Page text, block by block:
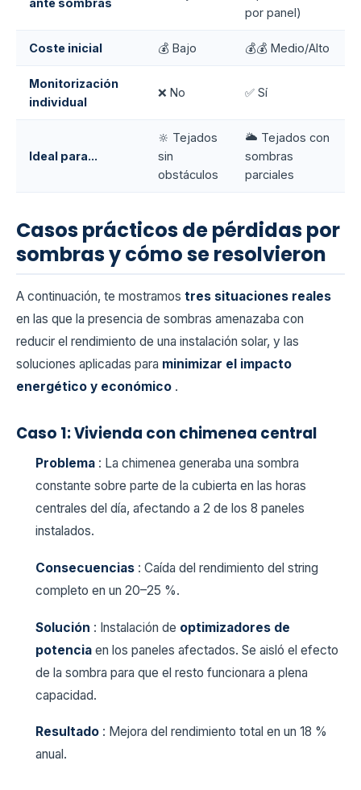
por panel)
Coste inicial 💰 Bajo 💰💰 Medio/Alto
Monitorización
individual
❌ No ✅ Sí
Ideal para...
🔆 Tejados
sin
obstáculos
🌥️ Tejados con
sombras
parciales
Casos prácticos de pérdidas por
sombras y cómo se resolvieron
A continuación, te mostramos tres situaciones reales
en las que la presencia de sombras amenazaba con
reducir el rendimiento de una instalación solar, y las
soluciones aplicadas para minimizar el impacto
energético y económico .
Caso 1: Vivienda con chimenea central
Problema : La chimenea generaba una sombra
constante sobre parte de la cubierta en las horas
centrales del día, afectando a 2 de los 8 paneles
instalados.
Consecuencias : Caída del rendimiento del string
completo en un 20–25 %.
Solución : Instalación de optimizadores de
potencia en los paneles afectados. Se aisló el efecto
de la sombra para que el resto funcionara a plena
capacidad.
Resultado : Mejora del rendimiento total en un 18 %
anual.